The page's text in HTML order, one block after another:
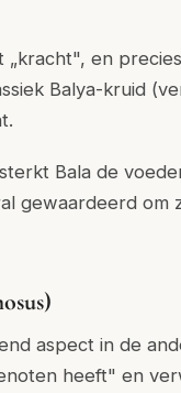
„kracht", en
Balya-kruid
Bala de
gewaardeerd om
aspect in de
heeft" en